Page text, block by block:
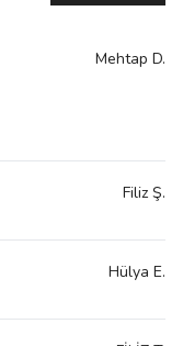
Mehtap D.
Filiz Ş.
Hülya E.